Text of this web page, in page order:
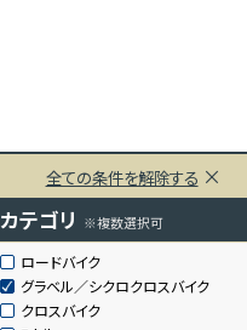
全ての条件を解除する
カテゴリ ※複数選択可
ロードバイク
グラベル／シクロクロスバイク
クロスバイク